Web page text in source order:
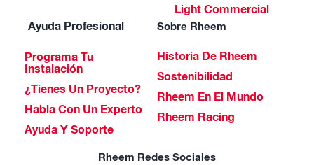
Light Commercial
Ayuda Profesional
Programa Tu
Instalación
¿Tienes Un Proyecto?
Habla Con Un Experto
Ayuda Y Soporte
Sobre Rheem
Historia De Rheem
Sostenibilidad
Rheem En El Mundo
Rheem Racing
Rheem Redes Sociales